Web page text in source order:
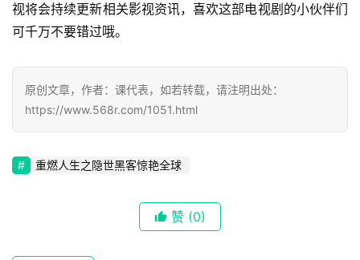
语
🔥
注册
视将会持续更新相关影视资讯，喜欢这部电视剧的小伙伴们
可千万不要错过哦。
原创文章，作者：课代表，如若转载，请注明出处：
https://www.568r.com/1051.html
重燃人生之隐世黑客惊艳全球
赞 (0)